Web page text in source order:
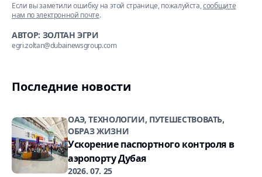
Если вы заметили ошибку на этой странице, пожалуйста,сообщите
нам по электронной почте.
АВТОР: ЗОЛТАН ЭГРИ
egri.zoltan@dubainewsgroup.com
Последние новости
ОАЭ, ТЕХНОЛОГИИ, ПУТЕШЕСТВОВАТЬ,
ОБРАЗ ЖИЗНИ
Ускорение паспортного контроля в
аэропорту Дубая
2026. 07. 25